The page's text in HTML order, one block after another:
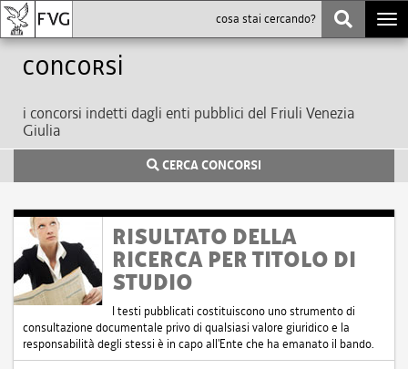
Concorsi
i concorsi indetti dagli enti pubblici del Friuli Venezia
Giulia
CERCA CONCORSI
RISULTATO DELLA
RICERCA PER TITOLO DI
STUDIO
I testi pubblicati costituiscono uno strumento di
consultazione documentale privo di qualsiasi valore giuridico e la
responsabilità degli stessi è in capo all'Ente che ha emanato il bando.